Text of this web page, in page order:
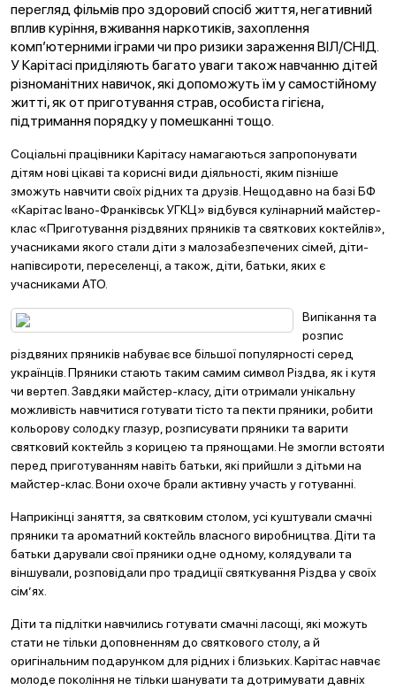
перегляд фільмів про здоровий спосіб життя, негативний
вплив куріння, вживання наркотиків, захоплення
комп’ютерними іграми чи про ризики зараження ВІЛ/СНІД.
У Карітасі приділяють багато уваги також навчанню дітей
різноманітних навичок, які допоможуть їм у самостійному
житті, як от приготування страв, особиста гігієна,
підтримання порядку у помешканні тощо.
Соціальні працівники Карітасу намагаються запропонувати
дітям нові цікаві та корисні види діяльності, яким пізніше
зможуть навчити своїх рідних та друзів. Нещодавно на базі БФ
«Карітас Івано-Франківськ УГКЦ» відбувся кулінарний майстер-
клас «Приготування різдвяних пряників та святкових коктейлів»,
учасниками якого стали діти з малозабезпечених сімей, діти-
напівсироти, переселенці, а також, діти, батьки, яких є
учасниками АТО.
Випікання та
розпис
різдвяних пряників набуває все більшої популярності серед
українців. Пряники стають таким самим символ Різдва, як і кутя
чи вертеп. Завдяки майстер-класу, діти отримали унікальну
можливість навчитися готувати тісто та пекти пряники, робити
кольорову солодку глазур, розписувати пряники та варити
святковий коктейль з корицею та прянощами. Не змогли встояти
перед приготуванням навіть батьки, які прийшли з дітьми на
майстер-клас. Вони охоче брали активну участь у готуванні.
Наприкінці заняття, за святковим столом, усі куштували смачні
пряники та ароматний коктейль власного виробництва. Діти та
батьки дарували свої пряники одне одному, колядували та
віншували, розповідали про традиції святкування Різдва у своїх
сім’ях.
Діти та підлітки навчились готувати смачні ласощі, які можуть
стати не тільки доповненням до святкового столу, а й
оригінальним подарунком для рідних і близьких. Карітас навчає
молоде покоління не тільки шанувати та дотримувати давніх